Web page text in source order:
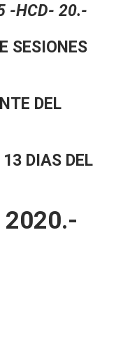
-HCD- 20.-
SESIONES
DEL
DIAS DEL
2020.-